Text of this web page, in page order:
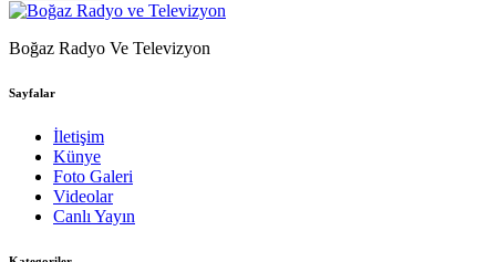
Boğaz Radyo Ve Televizyon
Sayfalar
İletişim
Künye
Foto Galeri
Videolar
Canlı Yayın